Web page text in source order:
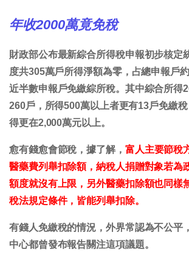
年收2000萬竟免稅
財政部公布最新綜合所得稅申報初步核定
度共305萬戶所得淨額為零，占總申報戶
近半數申報戶免繳綜所稅。其中綜合所得
260戶，所得500萬以上者更有13戶免繳
得更在2,000萬元以上。
愈有錢愈會節稅，據了解， 富人主要節稅
醫藥費列舉扣除額，納稅人捐贈對象若為
額度就沒有上限，另外醫藥扣除額也同樣
稅法規定條件，皆能列舉扣除。
有錢人免繳稅的情況，外界常認為不公平
中心都曾發布報告關注這項議題。